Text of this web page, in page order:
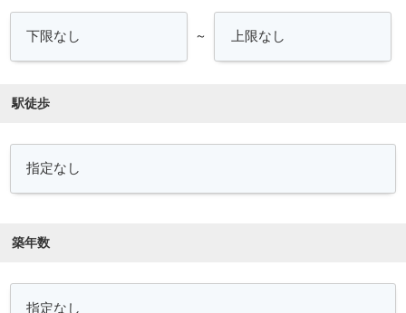
～
駅徒歩
築年数